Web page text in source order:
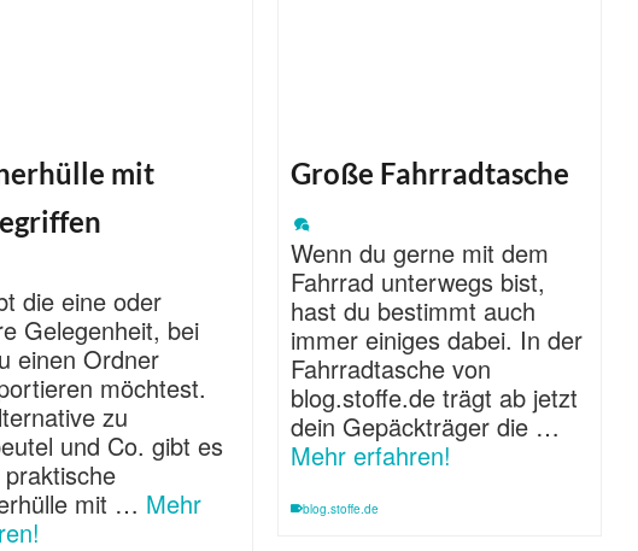
mit
die eine oder
Gelegenheit, bei
einen Ordner
möchtest.
zu
und Co. gibt es
mit … Mehr
Große Fahrradtasche
Wenn du gerne mit dem
Fahrrad unterwegs bist,
hast du bestimmt auch
immer einiges dabei. In der
Fahrradtasche von
blog.stoffe.de trägt ab jetzt
dein Gepäckträger die …
Mehr erfahren!
blog.stoffe.de